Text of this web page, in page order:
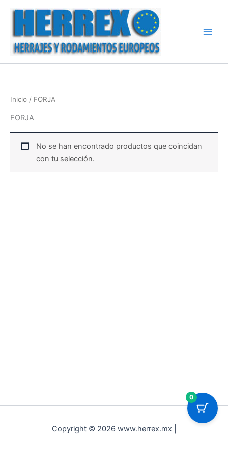
Inicio / FORJA
FORJA
No se han encontrado productos que coincidan
con tu selección.
Copyright © 2026 www.herrex.mx |
0